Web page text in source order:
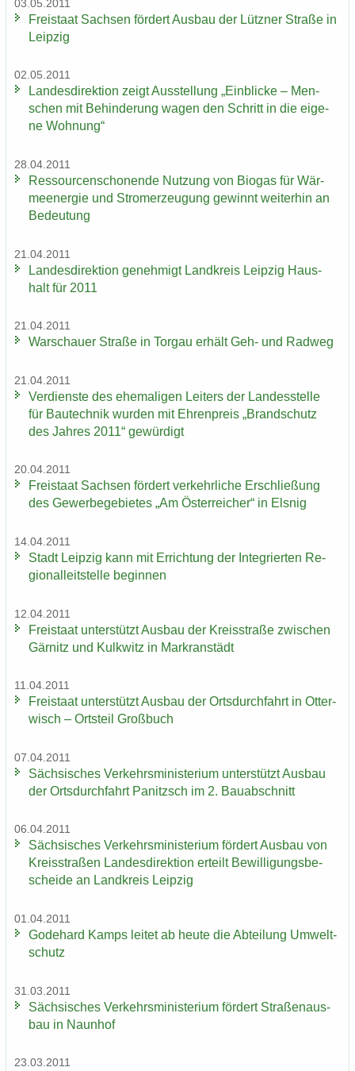
03.05.2011
Frei­staat Sach­sen för­dert Aus­bau der Lütz­ner Stra­ße in
Leip­zig
02.05.2011
Lan­des­di­rek­ti­on zeigt Aus­stel­lung „Ein­bli­cke – Men­
schen mit Be­hin­de­rung wagen den Schritt in die ei­ge­
ne Woh­nung“
28.04.2011
Res­sour­cen­scho­nen­de Nut­zung von Bio­gas für Wär­
me­en­er­gie und Strom­erzeu­gung ge­winnt wei­ter­hin an
Be­deu­tung
21.04.2011
Lan­des­di­rek­ti­on ge­neh­migt Land­kreis Leip­zig Haus­
halt für 2011
21.04.2011
War­schau­er Stra­ße in Tor­gau er­hält Geh- und Rad­weg
21.04.2011
Ver­diens­te des ehe­ma­li­gen Lei­ters der Lan­des­stel­le
für Bau­tech­nik wur­den mit Eh­ren­preis „Brand­schutz
des Jah­res 2011“ ge­wür­digt
20.04.2011
Frei­staat Sach­sen för­dert ver­kehr­li­che Er­schlie­ßung
des Ge­wer­be­ge­bie­tes „Am Ös­ter­rei­cher“ in Els­nig
14.04.2011
Stadt Leip­zig kann mit Er­rich­tung der In­te­grier­ten Re­
gio­nal­leit­stel­le be­gin­nen
12.04.2011
Frei­staat un­ter­stützt Aus­bau der Kreis­stra­ße zwi­schen
Gär­nitz und Kulk­witz in Markran­städt
11.04.2011
Frei­staat un­ter­stützt Aus­bau der Orts­durch­fahrt in Ot­ter­
wisch – Orts­teil Groß­buch
07.04.2011
Säch­si­sches Ver­kehrs­mi­nis­te­ri­um un­ter­stützt Aus­bau
der Orts­durch­fahrt Pa­nitzsch im 2. Bau­ab­schnitt
06.04.2011
Säch­si­sches Ver­kehrs­mi­nis­te­ri­um för­dert Aus­bau von
Kreis­stra­ßen Lan­des­di­rek­ti­on er­teilt Be­wil­li­gungs­be­
schei­de an Land­kreis Leip­zig
01.04.2011
Go­de­hard Kamps lei­tet ab heute die Ab­tei­lung Um­welt­
schutz
31.03.2011
Säch­si­sches Ver­kehrs­mi­nis­te­ri­um för­dert Stra­ßen­aus­
bau in Naun­hof
23.03.2011